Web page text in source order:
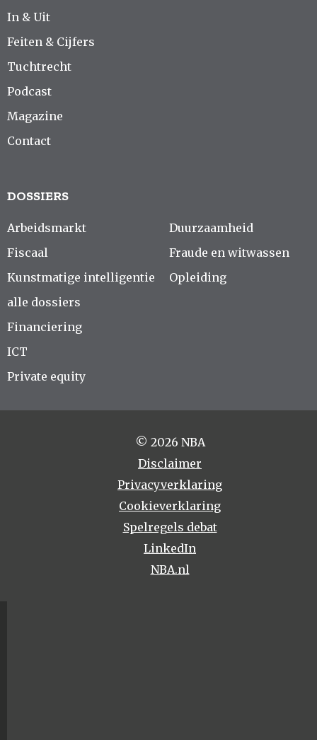
In & Uit
Feiten & Cijfers
Tuchtrecht
Podcast
Magazine
Contact
DOSSIERS
Arbeidsmarkt
Fiscaal
Kunstmatige intelligentie
alle dossiers
Duurzaamheid
Fraude en witwassen
Opleiding
Financiering
ICT
Private equity
© 2026 NBA
Disclaimer
Privacyverklaring
Cookieverklaring
Spelregels debat
LinkedIn
NBA.nl